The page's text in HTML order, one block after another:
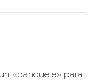
«banquete» para